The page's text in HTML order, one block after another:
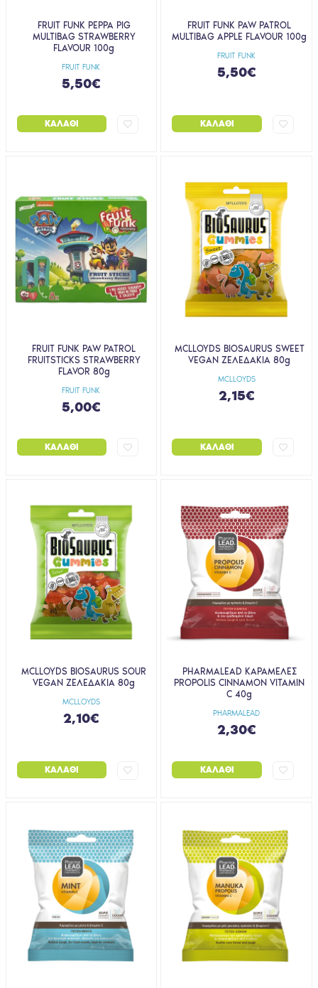
FRUIT FUNK
FRUIT FUNK PEPPA PIG
MULTIBAG STRAWBERRY
FLAVOUR 100g
5,50€
ΚΑΛΆΘΙ
FRUIT FUNK
FRUIT FUNK PAW PATROL
MULTIBAG APPLE FLAVOUR 100g
5,50€
ΚΑΛΆΘΙ
FRUIT FUNK
FRUIT FUNK PAW PATROL
FRUITSTICKS STRAWBERRY
FLAVOR 80g
5,00€
ΚΑΛΆΘΙ
MCLLOYDS
MCLLOYDS BIOSAURUS SWEET
VEGAN ΖΕΛΕΔΑΚΙΑ 80g
2,15€
ΚΑΛΆΘΙ
MCLLOYDS
MCLLOYDS BIOSAURUS SOUR
VEGAN ΖΕΛΕΔΑΚΙΑ 80g
2,10€
ΚΑΛΆΘΙ
PHARMALEAD
PHARMALEAD ΚΑΡΑΜΕΛΕΣ
PROPOLIS CINNAMON VITAMIN
C 40g
2,30€
ΚΑΛΆΘΙ